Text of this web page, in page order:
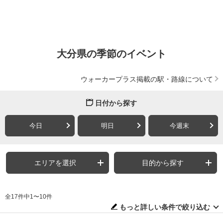
大分県の季節のイベント
ウォーカープラス掲載の駅・路線について
日付から探す
今日 明日 今週末
エリアを選択 目的から探す
全17件中1〜10件
もっと詳しい条件で絞り込む